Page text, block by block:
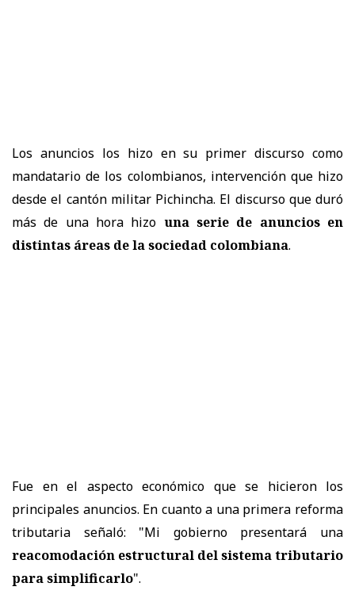
Los anuncios los hizo en su primer discurso como
mandatario de los colombianos, intervención que hizo
desde el cantón militar Pichincha. El discurso que duró
más de una hora hizo una serie de anuncios en
distintas áreas de la sociedad colombiana.
Fue en el aspecto económico que se hicieron los
principales anuncios. En cuanto a una primera reforma
tributaria señaló: "Mi gobierno presentará una
reacomodación estructural del sistema tributario
para simplificarlo".